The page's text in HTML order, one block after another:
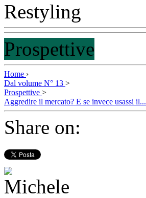
Prospettive
Home ›
Dal volume N° 13 >
Prospettive >
Aggredire il mercato? E se invece usassi il...
Share on: